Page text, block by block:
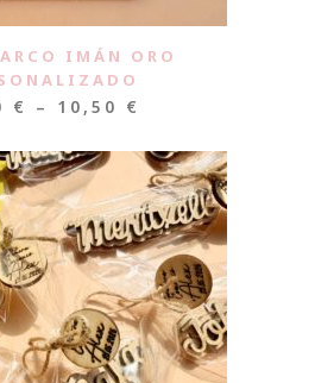
IMÁN ORO
€ – 10,50 €